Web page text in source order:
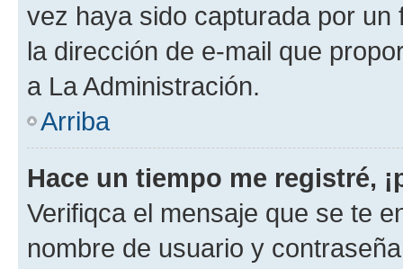
vez haya sido capturada por
la dirección de e-mail que
a La Administración.
Arriba
Hace un tiempo me registré,
Verifiqca el mensaje que se te
nombre de usuario y